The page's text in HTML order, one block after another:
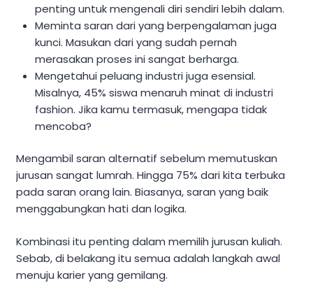
penting untuk mengenali diri sendiri lebih dalam.
Meminta saran dari yang berpengalaman juga
kunci. Masukan dari yang sudah pernah
merasakan proses ini sangat berharga.
Mengetahui peluang industri juga esensial.
Misalnya, 45% siswa menaruh minat di industri
fashion. Jika kamu termasuk, mengapa tidak
mencoba?
Mengambil saran alternatif sebelum memutuskan
jurusan sangat lumrah. Hingga 75% dari kita terbuka
pada saran orang lain. Biasanya, saran yang baik
menggabungkan hati dan logika.
Kombinasi itu penting dalam memilih jurusan kuliah.
Sebab, di belakang itu semua adalah langkah awal
menuju karier yang gemilang.